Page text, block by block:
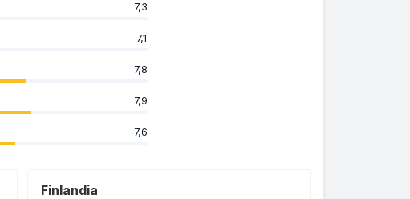
7,3
7,1
7,8
7,9
7,6
Finlandia